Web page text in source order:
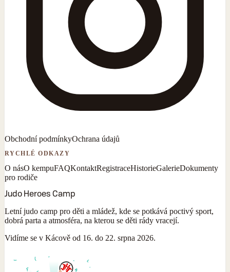
Obchodní podmínkyOchrana údajů
RYCHLÉ ODKAZY
O násO kempuFAQKontaktRegistraceHistorieGalerieDokumenty
pro rodiče
Judo Heroes Camp
Letní judo camp pro děti a mládež, kde se potkává poctivý sport,
dobrá parta a atmosféra, na kterou se děti rády vracejí.
Vidíme se v Kácově od 16. do 22. srpna 2026.